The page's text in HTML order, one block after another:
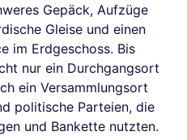
Gepäck, Aufzüge
Gleise und einen
im Erdgeschoss. Bis
nur ein Durchgangsort
ein Versammlungsort
politische Parteien, die
und Bankette nutzten.